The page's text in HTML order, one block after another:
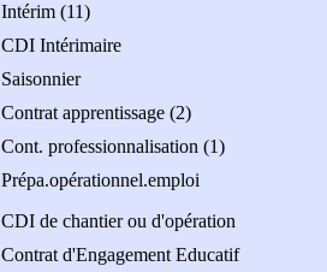
Intérim (11)
CDI Intérimaire
Saisonnier
Contrat apprentissage (2)
Cont. professionnalisation (1)
Prépa.opérationnel.emploi
CDI de chantier ou d'opération
Contrat d'Engagement Educatif